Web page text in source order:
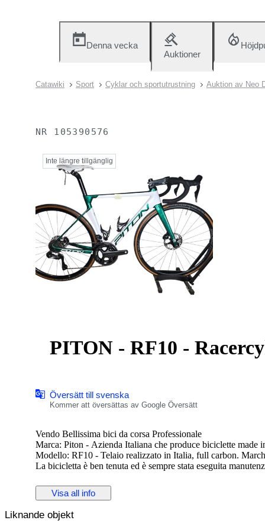
Denna vecka
Auktioner
Catawiki Sport Cyklar och sportutrustning Auktion av Neo
NR 105390576
Inte längre tillgänglig
PITON - RF10 -
Översätt till svenska
Kommer att översättas av Google Översätt
Vendo Bellissima bici da corsa Professionale
Marca: Piton - Azienda Italiana che produce biciclette made
Modello: RF10 - Telaio realizzato in Italia, full carbon.
La bicicletta è ben tenuta ed è sempre stata eseguita
tutte le bici montano cerchi tubeless ready o con
La taglia di questa in annuncio è TG. 52cm.
Monta corone ultegra nuove
Visa all info
Liknande objekt